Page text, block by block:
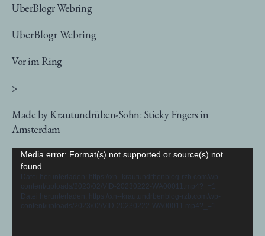
UberBlogr Webring
UberBlogr Webring
Vor im Ring
>
Made by Krautundrüben-Sohn: Sticky Fngers in
Amsterdam
Video-
Player
Media error: Format(s) not supported or source(s) not
found
Datei herunterladen: https://xn--krautundrbenblog-rzb.com/wp-
content/uploads/2023/02/VID-20230222-WA00011.mp4?_=1
Datei herunterladen: https://xn--krautundrbenblog-rzb.com/wp-
content/uploads/2023/02/VID-20230222-WA00011.mp4?_=1